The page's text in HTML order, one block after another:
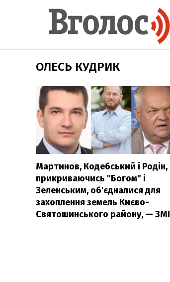
ОЛЕСЬ КУДРИК
Мартинов, Кодебський і Родін,
прикриваючись "Богом" і
Зеленським, об'єдналися для
захоплення земель Києво-
Святошинського району, — ЗМІ